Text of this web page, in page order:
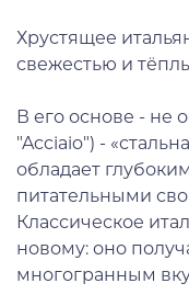
Хрустящее
свежестью и
В его основе - не
"Acciaio") -
обладает
питательными
Классическое
новому: оно
многогранным